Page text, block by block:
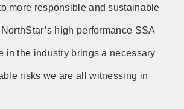
more responsible and sustainable
high performance SSA
in the industry brings a necessary
risks we are all witnessing in